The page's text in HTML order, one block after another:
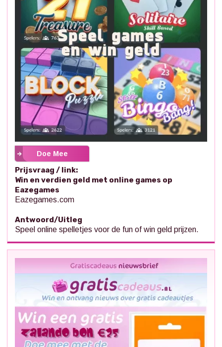
Doe Mee
Prijsvraag / link:
Win en verdien geld met online games op
Eazegames
Eazegames.com
Antwoord/Uitleg
Speel online spelletjes voor de fun of win geld prijzen.